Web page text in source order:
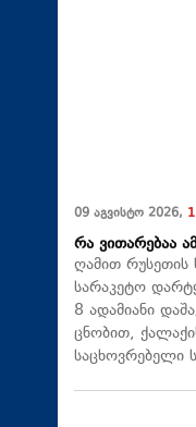
09 აგვისტო 2026,
რა ვითარებაა
ღამით რუსეთის
სარაკეტო
8 ადამიანი
ცნობით,
საცხოვრებელი